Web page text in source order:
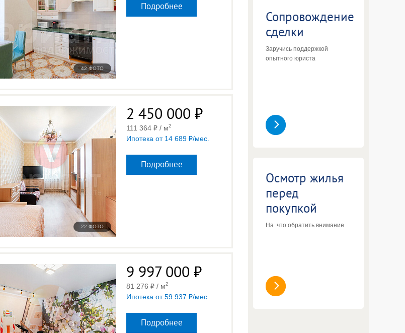
42 ФОТО
Подробнее
22 ФОТО
2 450 000
111 364 / м2
Ипотека от 14 689 /мес.
Подробнее
9 997 000
81 276 / м2
Ипотека от 59 937 /мес.
Подробнее
Сопровождение
сделки
Заручись поддержкой
опытного юриста
Осмотр жилья
перед
покупкой
На что обратить внимание